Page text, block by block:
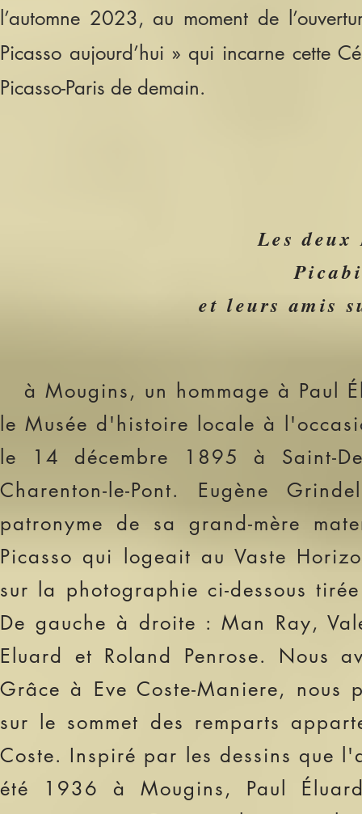
l’automne 2023, au moment de
Picasso aujourd’hui » qui incarne cette
Picasso-Paris de demain.
Les
et leurs amis
à Mougins, un hommage à Paul
le Musée d'histoire locale à
le 14 décembre 1895 à Saint-
Charenton-le-Pont. Eugène
patronyme de sa grand-mère
Picasso qui logeait au Vaste
sur la photographie ci-dessous
De gauche à droite : Man Ray,
Eluard et Roland Penrose. Nous
Grâce à Eve Coste-Maniere, nous
sur le sommet des remparts
Coste. Inspiré par les dessins que
été 1936 à Mougins, Paul